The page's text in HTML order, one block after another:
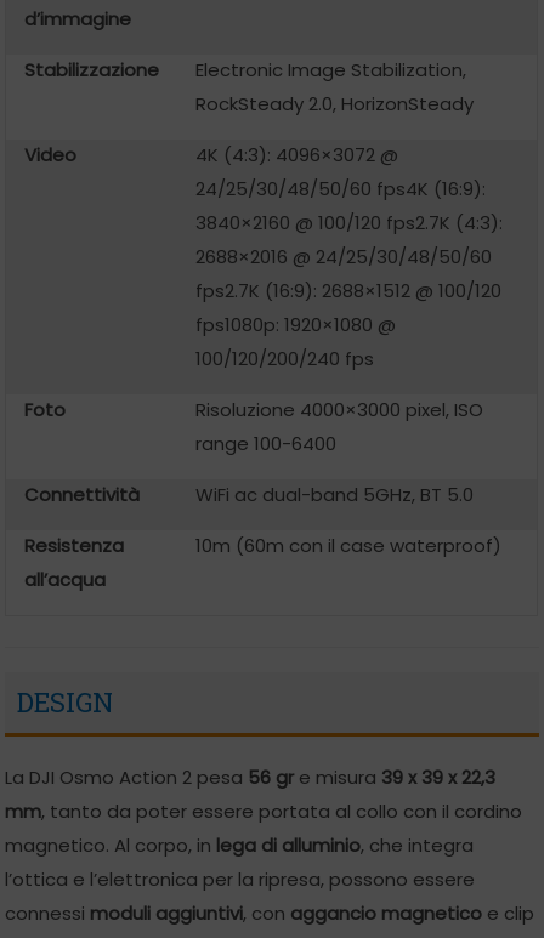
d’immagine
Stabilizzazione
Electronic Image Stabilization,
RockSteady 2.0, HorizonSteady
Video
4K (4:3): 4096×3072 @
24/25/30/48/50/60 fps4K (16:9):
3840×2160 @ 100/120 fps2.7K (4:3):
2688×2016 @ 24/25/30/48/50/60
fps2.7K (16:9): 2688×1512 @ 100/120
fps1080p: 1920×1080 @
100/120/200/240 fps
Foto
Risoluzione 4000×3000 pixel, ISO
range 100-6400
Connettività
WiFi ac dual-band 5GHz, BT 5.0
Resistenza
all’acqua
10m (60m con il case waterproof)
DESIGN
La DJI Osmo Action 2 pesa 56 gr e misura 39 x 39 x 22,3
mm, tanto da poter essere portata al collo con il cordino
magnetico. Al corpo, in lega di alluminio, che integra
l’ottica e l’elettronica per la ripresa, possono essere
connessi moduli aggiuntivi, con aggancio magnetico e clip